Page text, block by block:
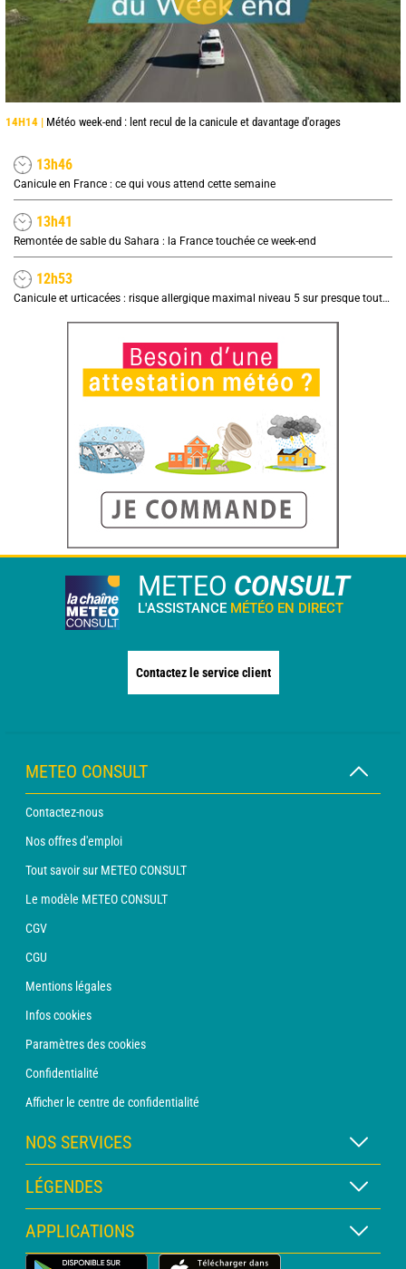
14H14 | Météo week-end : lent recul de la canicule et davantage d'orages
13h46
Canicule en France : ce qui vous attend cette semaine
13h41
Remontée de sable du Sahara : la France touchée ce week-end
12h53
Canicule et urticacées : risque allergique maximal niveau 5 sur presque toute la France lundi
METEO CONSULT
L'ASSISTANCE MÉTÉO EN DIRECT
Contactez le service client
METEO CONSULT
Contactez-nous
Nos offres d'emploi
Tout savoir sur METEO CONSULT
Le modèle METEO CONSULT
CGV
CGU
Mentions légales
Infos cookies
Paramètres des cookies
Confidentialité
Afficher le centre de confidentialité
NOS SERVICES
Abonnement METEO Xpert
Abonnement METEO PRO
Consultation avec un prévisionniste
LÉGENDES
Légende des cartes
Légende des pictogrammes
APPLICATIONS